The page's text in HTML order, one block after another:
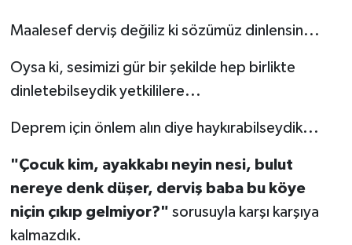
Maalesef derviş değiliz ki sözümüz dinlensin...
Oysa ki, sesimizi gür bir şekilde hep birlikte
dinletebilseydik yetkililere...
Deprem için önlem alın diye haykırabilseydik...
"Çocuk kim, ayakkabı neyin nesi, bulut
nereye denk düşer, derviş baba bu köye
niçin çıkıp gelmiyor?" sorusuyla karşı karşıya
kalmazdık.